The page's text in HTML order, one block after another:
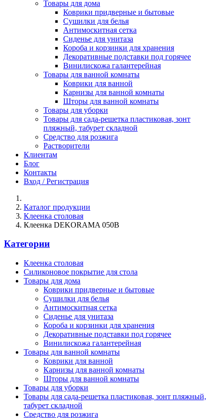
Товары для дома
Коврики придверные и бытовые
Сушилки для белья
Антимоскитная сетка
Сиденье для унитаза
Короба и корзинки для хранения
Декоративные подставки под горячее
Винилискожа галантерейная
Товары для ванной комнаты
Коврики для ванной
Карнизы для ванной комнаты
Шторы для ванной комнаты
Товары для уборки
Товары для сада-решетка пластиковая, зонт
пляжный, табурет складной
Средство для розжига
Растворители
Клиентам
Блог
Контакты
Вход / Регистрация
Каталог продукции
Клеенка столовая
Клеенка DEKORAMA 050B
Категории
Клеенка столовая
Силиконовое покрытие для стола
Товары для дома
Коврики придверные и бытовые
Сушилки для белья
Антимоскитная сетка
Сиденье для унитаза
Короба и корзинки для хранения
Декоративные подставки под горячее
Винилискожа галантерейная
Товары для ванной комнаты
Коврики для ванной
Карнизы для ванной комнаты
Шторы для ванной комнаты
Товары для уборки
Товары для сада-решетка пластиковая, зонт пляжный,
табурет складной
Средство для розжига